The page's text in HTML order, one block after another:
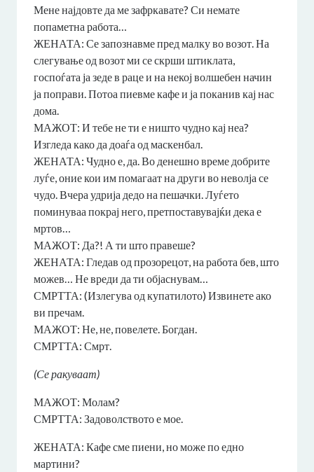
Мене најдовте да ме зафркавате? Си немате
попаметна работа…
ЖЕНАТА: Се запознавме пред малку во возот. На
слегување од возот ми се скрши штиклата,
госпоѓата ја зеде в раце и на некој волшебен начин
ја поправи. Потоа пиевме кафе и ја поканив кај нас
дома.
МАЖОТ: И тебе не ти е ништо чудно кај неа?
Изгледа како да доаѓа од маскенбал.
ЖЕНАТА: Чудно е, да. Во денешно време добрите
луѓе, оние кои им помагаат на други во неволја се
чудо. Вчера удрија дедо на пешачки. Луѓето
поминуваа покрај него, претпоставувајќи дека е
мртов…
МАЖОТ: Да?! А ти што правеше?
ЖЕНАТА: Гледав од прозорецот, на работа бев, што
можев… Не вреди да ти објаснувам…
СМРТТА: (Излегува од купатилото) Извинете ако
ви пречам.
МАЖОТ: Не, не, повелете. Богдан.
СМРТТА: Смрт.
(Се ракуваат)
МАЖОТ: Молам?
СМРТТА: Задоволството е мое.
ЖЕНАТА: Кафе сме пиени, но може по едно
мартини?